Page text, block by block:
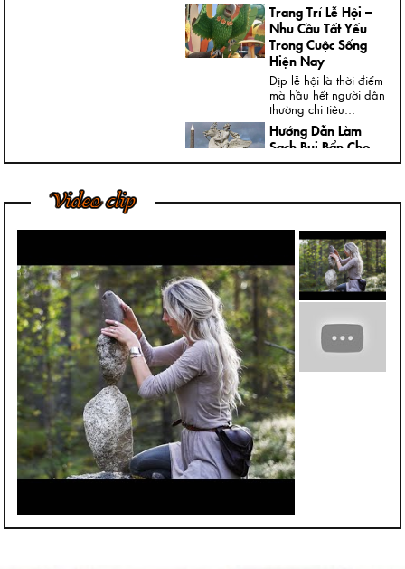
Trang Trí Lễ Hội –
Nhu Cầu Tất Yếu
Trong Cuộc Sống
Hiện Nay
Dịp lễ hội là thời điểm
mà hầu hết người dân
thường chi tiêu...
Hướng Dẫn Làm
Sạch Bụi Bẩn Cho
Tượng Thạch Cao
Bí Quyết Để Tượng
Đá Mỹ Nghệ Luôn
Giữ Được Nước
Bóng Tốt Nhất
Trong điều kiện phát
triển kinh tế, chúng tôi
nhận thấy khách
hàng...
Cách Vệ Sinh Trần
Nhà Thạch Cao Của
Chuyên Gia
Cách vệ sinh trần nhà
thạch cao đúng đắn
và hiệu quả có phải...
Phù Điêu Và Những
Thực Trong Đời
Sống Thường Ngày
Video clip